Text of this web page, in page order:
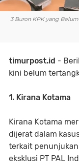
3 Buron KPK yang
timurpost.id -
kini belum
1. Kirana Kotama
Kirana Kotama
dijerat dalam
terkait
eksklusi PT PAL